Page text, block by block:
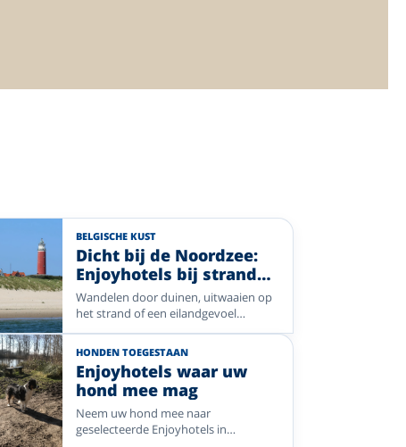
BELGISCHE KUST
Dicht bij de Noordzee:
Enjoyhotels bij strand
en duinen
Wandelen door duinen, uitwaaien op
het strand of een eilandgevoel
ervaren? Ontdek een selectie
Enjoyhotels dicht bij de Noordzee in
Nederland, België en Duitsland.
HONDEN TOEGESTAAN
Enjoyhotels waar uw
hond mee mag
Neem uw hond mee naar
geselecteerde Enjoyhotels in